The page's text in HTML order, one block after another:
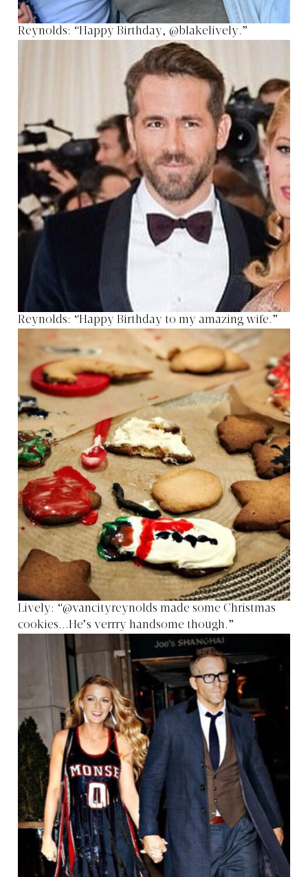
Reynolds: “Happy Birthday, @blakelively.”
Reynolds: “Happy Birthday to my amazing wife.”
Lively: “@vancityreynolds made some Christmas
cookies...He’s verrry handsome though.”